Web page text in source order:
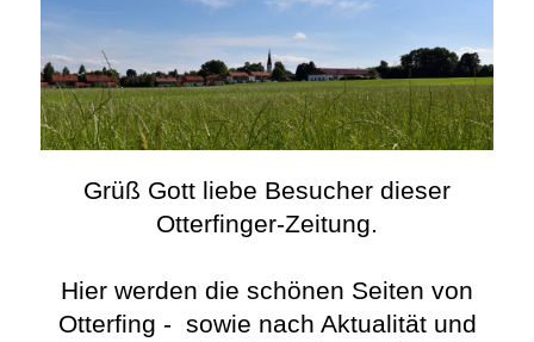
Grüß Gott liebe Besucher dieser
Otterfinger-Zeitung.
Hier werden die schönen Seiten von
Otterfing - sowie nach Aktualität und